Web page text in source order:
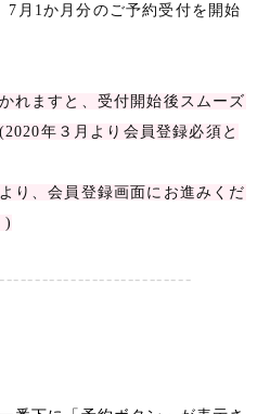
月1か月分のご予約受付を開始
れますと、受付開始後スムーズ
年３月より会員登録必須と
り、会員登録画面にお進みくだ
)